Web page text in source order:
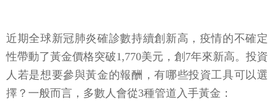
近期全球新冠肺炎確診數持續創新高，疫情的不確定
性帶動了黃金價格突破1,770美元，創7年來新高。投資
人若是想要參與黃金的報酬，有哪些投資工具可以選
擇？一般而言，多數人會從3種管道入手黃金：